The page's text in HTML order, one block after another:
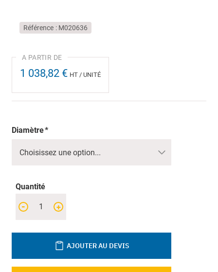
Référence M020636
1 038,82 € HT / UNITÉ
Diamètre
Quantité
+
-
AJOUTER AU DEVIS